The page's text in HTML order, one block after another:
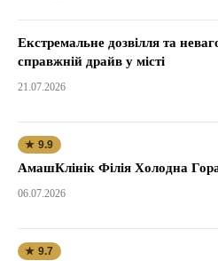
Екстремальне дозвілля та
справжній драйв у місті
21.07.2026
★ 9.9
АмашКлінік Філія Холодна
06.07.2026
★ 9.7